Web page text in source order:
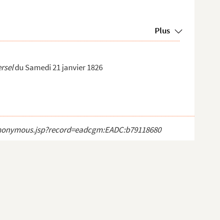
Plus
du Samedi 21 janvier 1826